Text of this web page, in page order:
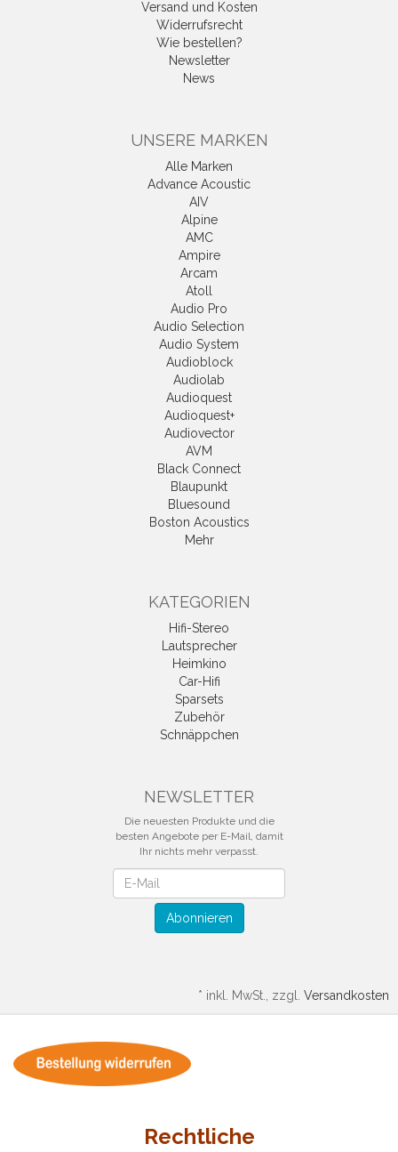
Versand und Kosten
Widerrufsrecht
Wie bestellen?
Newsletter
News
UNSERE MARKEN
Alle Marken
Advance Acoustic
AIV
Alpine
AMC
Ampire
Arcam
Atoll
Audio Pro
Audio Selection
Audio System
Audioblock
Audiolab
Audioquest
Audioquest+
Audiovector
AVM
Black Connect
Blaupunkt
Bluesound
Boston Acoustics
Mehr
KATEGORIEN
Hifi-Stereo
Lautsprecher
Heimkino
Car-Hifi
Sparsets
Zubehör
Schnäppchen
NEWSLETTER
Die neuesten Produkte und die
besten Angebote per E-Mail, damit
Ihr nichts mehr verpasst.
Abonnieren
* inkl. MwSt., zzgl. Versandkosten
Rechtliche